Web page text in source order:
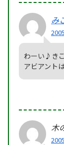
み
わーい♪き
アビアント
木